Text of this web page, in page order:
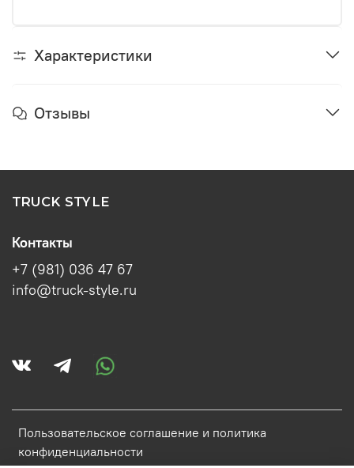
Характеристики
Отзывы
TRUCK STYLE
Пользовательское соглашение и политика
конфиденциальности
Контакты
+7 (981) 036 47 67
info@truck-style.ru